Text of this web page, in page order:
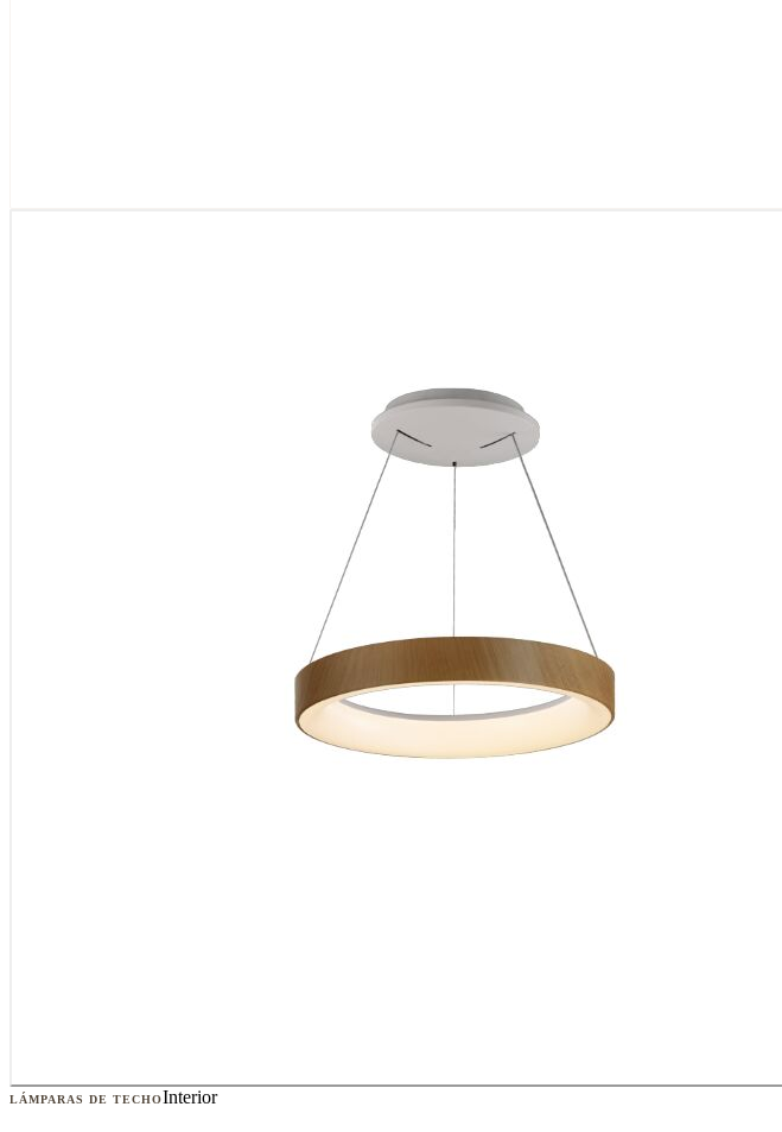
LÁMPARAS DE TECHOInterior